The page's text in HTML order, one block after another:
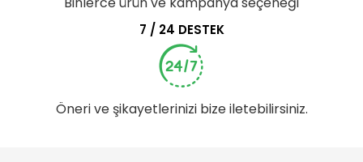
7 / 24 DESTEK
Öneri ve şikayetlerinizi bize iletebilirsiniz.